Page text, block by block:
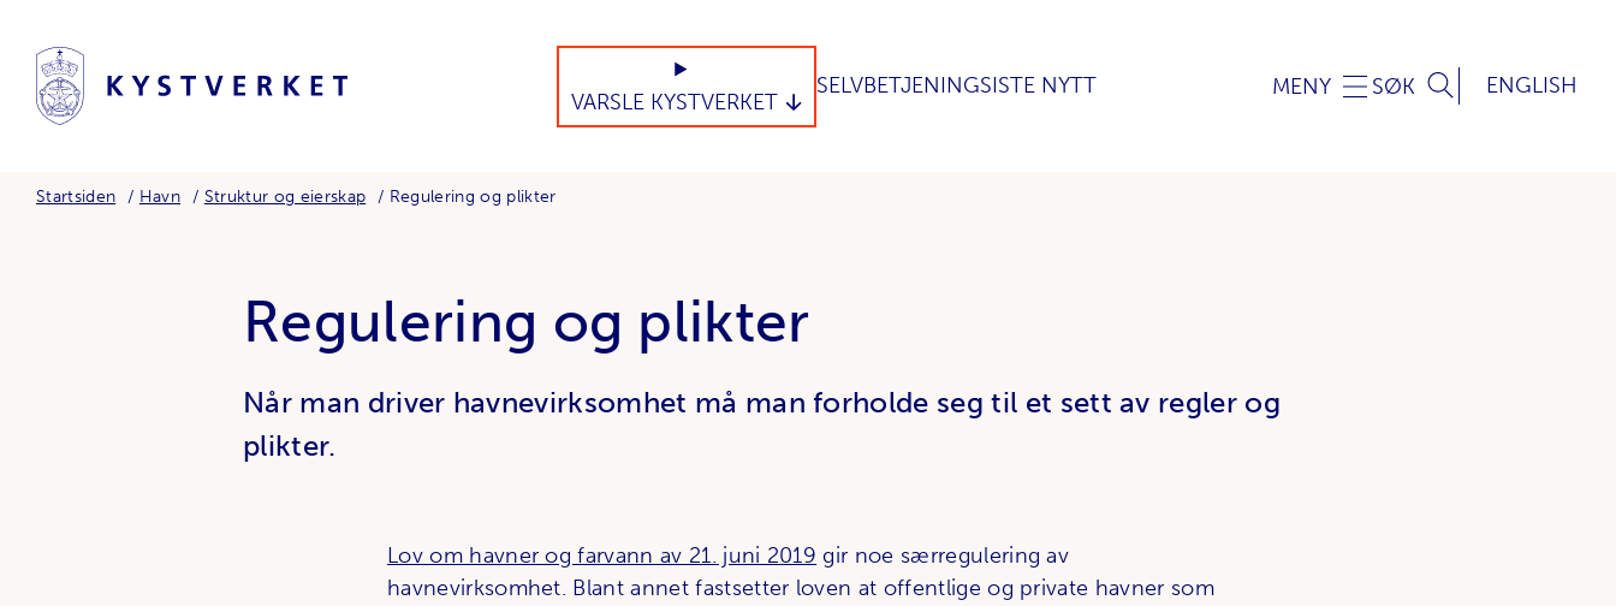
VARSLE KYSTVERKET
SELVBETJENINGSISTE NYTT MENY SØK ENGLISH
Startsiden Havn Struktur og eierskap Regulering og plikter
Regulering og plikter
Når man driver havnevirksomhet må man forholde seg til et sett av regler og
plikter.
Lov om havner og farvann av 21. juni 2019 gir noe særregulering av
havnevirksomhet. Blant annet fastsetter loven at offentlige og private havner som